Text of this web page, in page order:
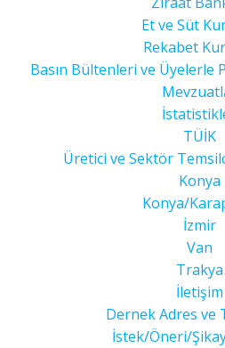
Et ve Süt
Rekabet
Basın Bültenleri ve Üyelerle
TÜİK
Üretici ve Sektör
Konya
Konya/
İzmir
Van
Trakya
İletişim
Dernek Adres ve
İstek/Öneri/